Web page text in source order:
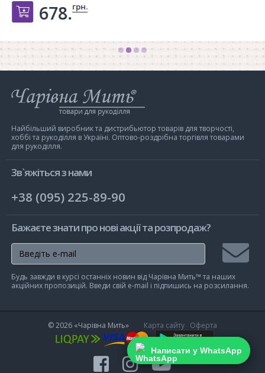
Написати у WhatsApp
Написати у WhatsApp
Добавить в корзину
678.грн.
Інтернет-
магазин
Мить
Найбільший виробник та дистрибьютор товарів для творчості,
хоббі та рукоділля в Україні. Оптово-роздрібна торгівля товарами
для рукоділля.
Зв`яжіться з нами
+38 (095) 225-89-90
Бажаєте знати про нові акції та розпродаж?
на
Будь завжди в курсі останніх новин від Чарівна Мить™ та наших
акційних пропозицій. Введи свій e-mail і підпишись на розсилання.
© 2026 «Чарівна Мить» Карта сайту Оферта